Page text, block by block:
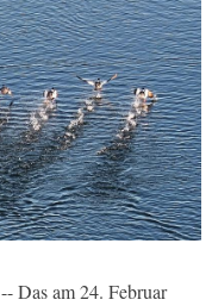
Das am 24. Februar